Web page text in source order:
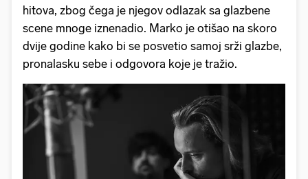
hitova, zbog čega je njegov odlazak sa glazbene
scene mnoge iznenadio. Marko je otišao na skoro
dvije godine kako bi se posvetio samoj srži glazbe,
pronalasku sebe i odgovora koje je tražio.